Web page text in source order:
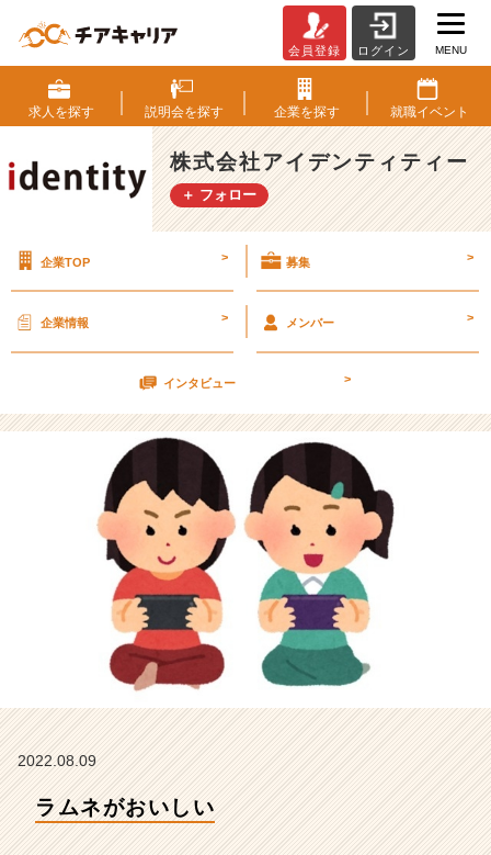
ム
ネ
が
お
い
し
会
イ
デ
テ
ィ
ィ
ー
タ
イ
ム
ラ
イ
ン】
|
ャ
ー・
会員登録 ログイン MENU
求人を探す 説明会を探す 企業を探す 就職イベント
株式会社アイデンティティー
＋ フォロー
企業TOP > 募集 >
企業情報 > メンバー >
インタビュー >
2022.08.09
ラムネがおいしい